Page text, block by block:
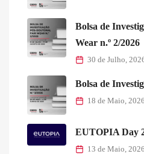
Bolsa de
Wear n.º 2/2026
30 de Julho,
Bolsa de
18 de Maio, 2026
EUTOPIA Day
13 de Maio, 2026